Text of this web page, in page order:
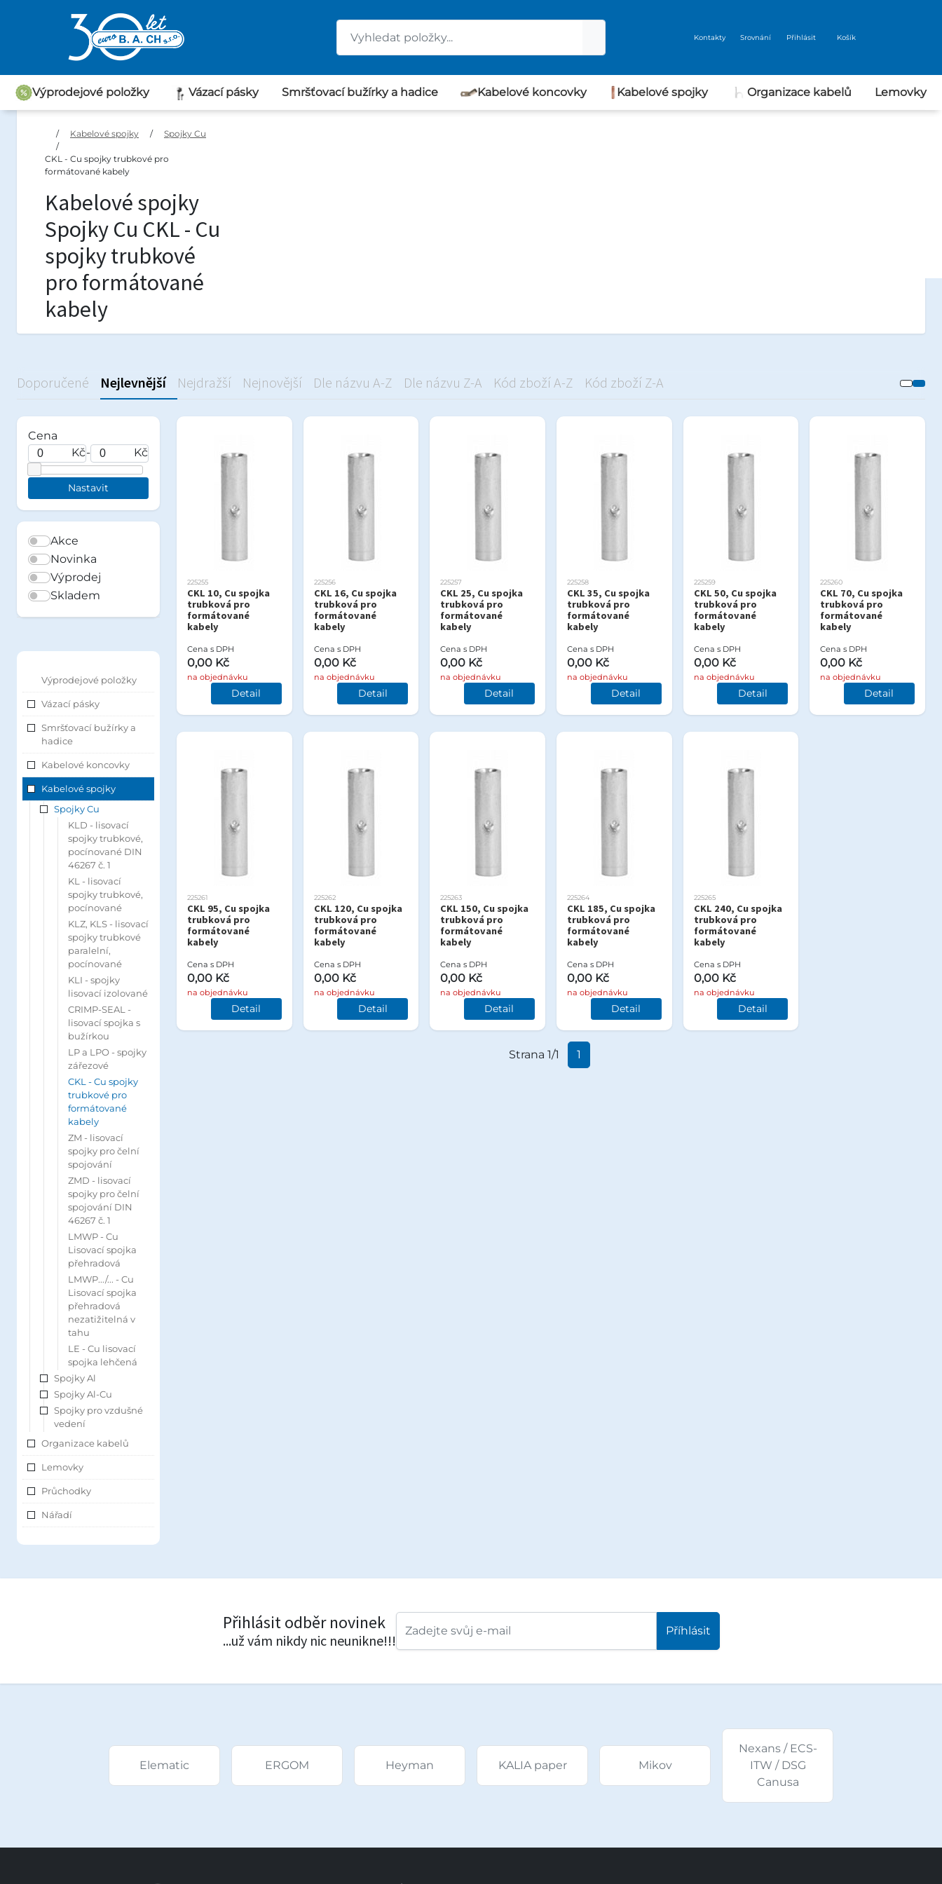
Kontakty Srovnání Přihlásit Košík
Výprodejové položky Vázací pásky Smršťovací bužírky a hadice Kabelové koncovky Kabelové spojky Organizace kabelů Lemovky
Průchodky
/ Kabelové spojky /
Spojky Cu
/
CKL - Cu spojky trubkové pro
formátované kabely
Kabelové spojky
Spojky Cu CKL - Cu
spojky trubkové
pro formátované
kabely
Doporučené Nejlevnější Nejdražší Nejnovější Dle názvu A-Z Dle názvu Z-A Kód zboží A-Z Kód zboží Z-A
Cena
Kč- Kč
Akce
Novinka
Výprodej
Skladem
Výprodejové položky
Vázací pásky
Smršťovací bužírky a
hadice
Kabelové koncovky
Kabelové spojky
Spojky Cu
KLD - lisovací
spojky trubkové,
pocínované DIN
46267 č. 1
KL - lisovací
spojky trubkové,
pocínované
KLZ, KLS - lisovací
spojky trubkové
paralelní,
pocínované
KLI - spojky
lisovací izolované
CRIMP-SEAL -
lisovací spojka s
bužírkou
LP a LPO - spojky
zářezové
CKL - Cu spojky
trubkové pro
formátované
kabely
ZM - lisovací
spojky pro čelní
spojování
ZMD - lisovací
spojky pro čelní
spojování DIN
46267 č. 1
LMWP - Cu
Lisovací spojka
přehradová
LMWP.../... - Cu
Lisovací spojka
přehradová
nezatižitelná v
tahu
LE - Cu lisovací
spojka lehčená
Spojky Al
Spojky Al-Cu
Spojky pro vzdušné
vedení
Organizace kabelů
Lemovky
Průchodky
Nářadí
225255
CKL 10, Cu spojka
trubková pro
formátované
kabely
Cena s DPH
0,00 Kč
na objednávku
Detail
225256
CKL 16, Cu spojka
trubková pro
formátované
kabely
Cena s DPH
0,00 Kč
na objednávku
Detail
225257
CKL 25, Cu spojka
trubková pro
formátované
kabely
Cena s DPH
0,00 Kč
na objednávku
Detail
225258
CKL 35, Cu spojka
trubková pro
formátované
kabely
Cena s DPH
0,00 Kč
na objednávku
Detail
225259
CKL 50, Cu spojka
trubková pro
formátované
kabely
Cena s DPH
0,00 Kč
na objednávku
Detail
225260
CKL 70, Cu spojka
trubková pro
formátované
kabely
Cena s DPH
0,00 Kč
na objednávku
Detail
225261
CKL 95, Cu spojka
trubková pro
formátované
kabely
Cena s DPH
0,00 Kč
na objednávku
Detail
225262
CKL 120, Cu spojka
trubková pro
formátované
kabely
Cena s DPH
0,00 Kč
na objednávku
Detail
225263
CKL 150, Cu spojka
trubková pro
formátované
kabely
Cena s DPH
0,00 Kč
na objednávku
Detail
225264
CKL 185, Cu spojka
trubková pro
formátované
kabely
Cena s DPH
0,00 Kč
na objednávku
Detail
225265
CKL 240, Cu spojka
trubková pro
formátované
kabely
Cena s DPH
0,00 Kč
na objednávku
Detail
Strana 1/1 1
Přihlásit odběr novinek
...už vám nikdy nic neunikne!!!
Příhlásit
Elematic ERGOM Heyman KALIA paper Mikov
Nexans / ECS-
ITW / DSG
Canusa